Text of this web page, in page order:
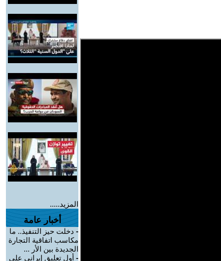
المزيد.....
أخبار عامة
- دخلت حيز التنفيذ.. ما
مكاسب اتفاقية التجارة
الجديدة بين الأر ...
- أول تعليق إيراني على